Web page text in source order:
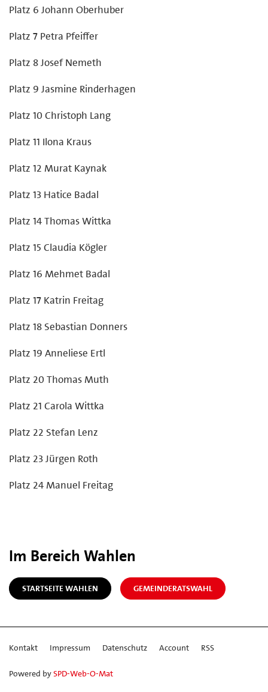
Platz 6 Johann Oberhuber
Platz 7 Petra Pfeiffer
Platz 8 Josef Nemeth
Platz 9 Jasmine Rinderhagen
Platz 10 Christoph Lang
Platz 11 Ilona Kraus
Platz 12 Murat Kaynak
Platz 13 Hatice Badal
Platz 14 Thomas Wittka
Platz 15 Claudia Kögler
Platz 16 Mehmet Badal
Platz 17 Katrin Freitag
Platz 18 Sebastian Donners
Platz 19 Anneliese Ertl
Platz 20 Thomas Muth
Platz 21 Carola Wittka
Platz 22 Stefan Lenz
Platz 23 Jürgen Roth
Platz 24 Manuel Freitag
Im Bereich Wahlen
STARTSEITE WAHLEN GEMEINDERATSWAHL
Kontakt Impressum Datenschutz Account RSS
Powered bySPD-Web-O-Mat